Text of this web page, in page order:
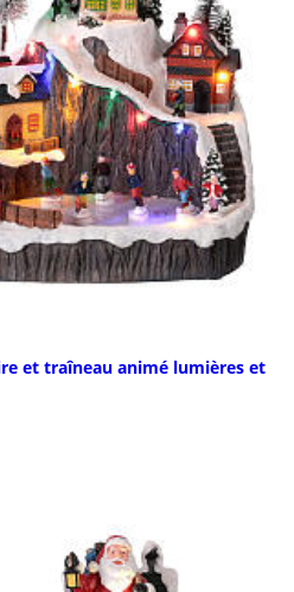
et traîneau animé lumières et